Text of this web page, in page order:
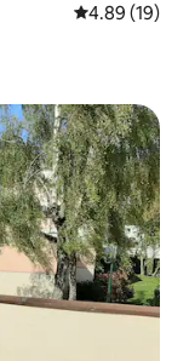
レビュー19
4.89 (19)